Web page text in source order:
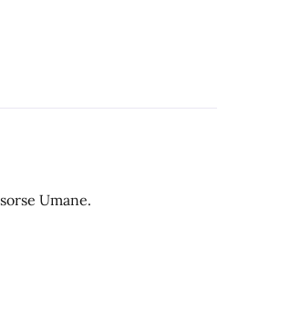
Umane.